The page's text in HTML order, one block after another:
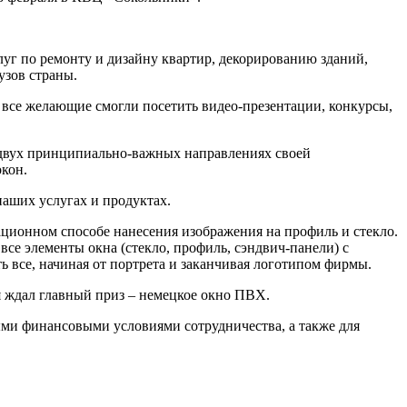
по ремонту и дизайну квартир, декорированию зданий,
страны.
желающие смогли посетить видео-презентации, конкурсы,
принципиально-важных направлениях своей
услугах и продуктах.
способе нанесения изображения на профиль и стекло.
элементы окна (стекло, профиль, сэндвич-панели) с
начиная от портрета и заканчивая логотипом фирмы.
ждал главный приз – немецкое окно ПВХ.
финансовыми условиями сотрудничества, а также для